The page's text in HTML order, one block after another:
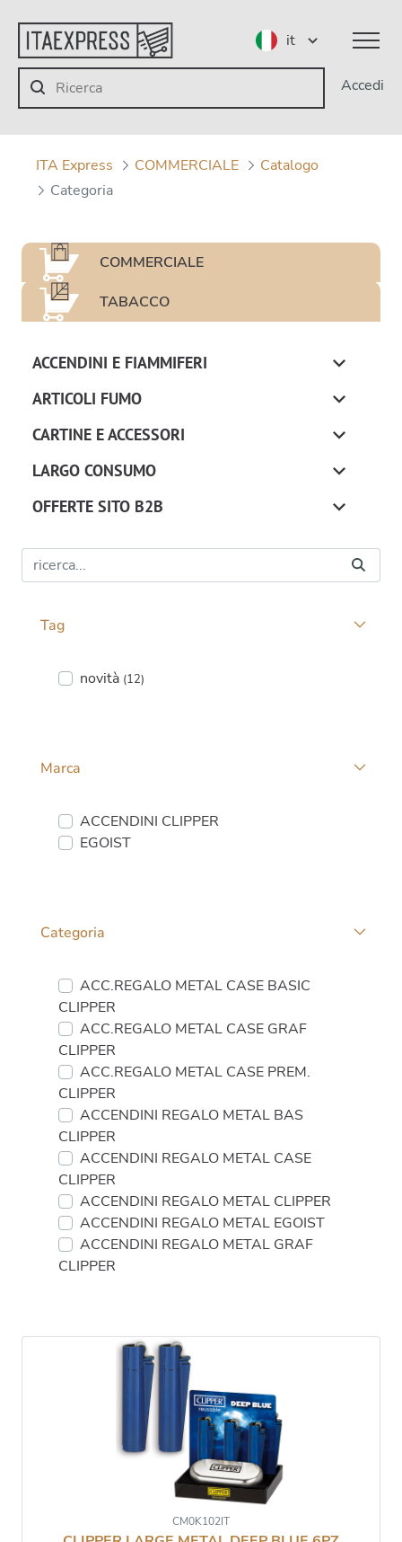
it
Accedi
ITA Express COMMERCIALE
Catalogo
Categoria
COMMERCIALE
TABACCO
ACCENDINI E FIAMMIFERI
ARTICOLI FUMO
CARTINE E ACCESSORI
LARGO CONSUMO
OFFERTE SITO B2B
Tag
Tag Facet
novità (12)
Marca
Sfaccettature personalizzate
ACCENDINI CLIPPER
EGOIST
Categoria
Sfaccettature personalizzate
ACC.REGALO METAL CASE BASIC
CLIPPER
ACC.REGALO METAL CASE GRAF
CLIPPER
ACC.REGALO METAL CASE PREM.
CLIPPER
ACCENDINI REGALO METAL BAS
CLIPPER
ACCENDINI REGALO METAL CASE
CLIPPER
ACCENDINI REGALO METAL CLIPPER
ACCENDINI REGALO METAL EGOIST
ACCENDINI REGALO METAL GRAF
CLIPPER
CM0K102IT